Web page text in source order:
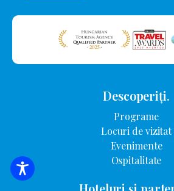
Descoperiți.
Programe
Locuri de vizitat
Evenimente
Ospitalitate